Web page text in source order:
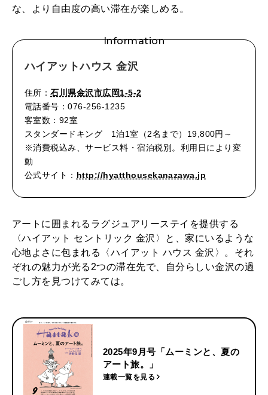
な、より自由度の高い滞在が楽しめる。
Information
ハイアットハウス 金沢
住所：石川県金沢市広岡1-5-2
電話番号：076-256-1235
客室数：92室
スタンダードキング 1泊1室（2名まで）19,800円～
※消費税込み、サービス料・宿泊税別。利用日により変
動
公式サイト： http://hyatthousekanazawa.jp
アートに囲まれるラグジュアリーステイを提供する
〈ハイアット セントリック 金沢〉と、家にいるような
心地よさに包まれる〈ハイアット ハウス 金沢〉。それ
ぞれの魅力が光る2つの滞在先で、自分らしい金沢の過
ごし方を見つけてみては。
2025年9月号「ムーミンと、夏の
アート旅。」
連載一覧を見る